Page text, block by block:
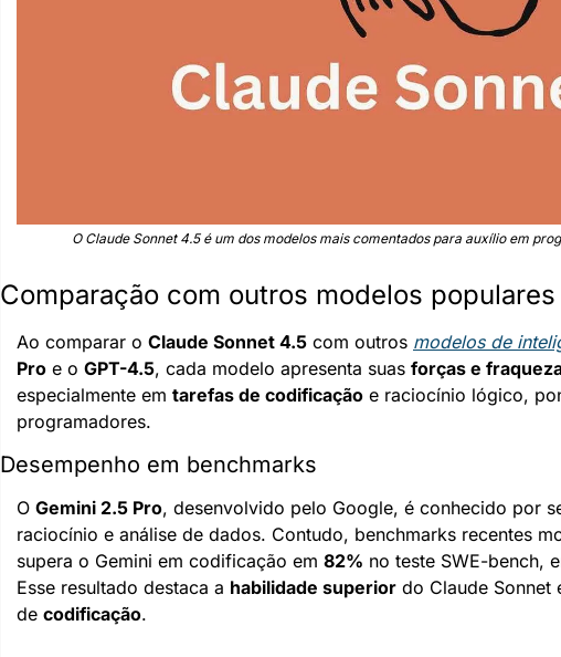
O Claude Sonnet 4.5 é um dos modelos mais comentados para auxílio em
Comparação com outros modelos populares
Ao comparar o Claude Sonnet 4.5 com outros modelos de
Pro e o GPT-4.5, cada modelo apresenta suas forças e
especialmente em tarefas de codificação e raciocínio lógico,
programadores.
Desempenho em benchmarks
O Gemini 2.5 Pro, desenvolvido pelo Google, é conhecido por
raciocínio e análise de dados. Contudo, benchmarks recentes
supera o Gemini em codificação em 82% no teste SWE-bench,
Esse resultado destaca a habilidade superior do Claude Sonnet
de codificação.